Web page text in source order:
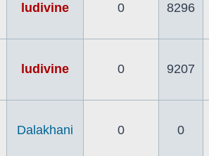
ludivine 0 8296
ludivine 0 9207
Dalakhani 0 0